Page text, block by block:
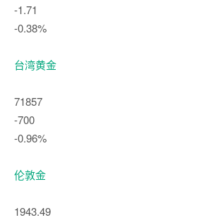
-1.71
-0.38%
台湾黄金
71857
-700
-0.96%
伦敦金
1943.49